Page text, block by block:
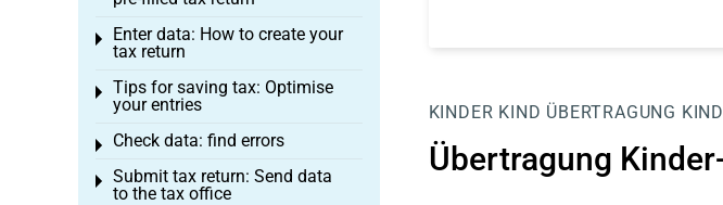
KINDER KIND ÜBERTRAGUNG
Übertragung
Enter data: How to create your
tax return
Toggle menu
Tips for saving tax: Optimise
your entries
Toggle menu
Check data: find errors
Toggle menu
Submit tax return: Send data
to the tax office
Toggle menu